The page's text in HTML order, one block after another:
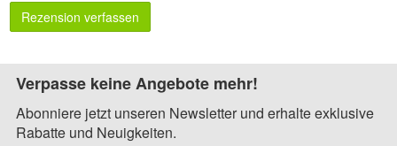
Rezension verfassen
Verpasse keine Angebote mehr!
Abonniere jetzt unseren Newsletter und erhalte exklusive
Rabatte und Neuigkeiten.